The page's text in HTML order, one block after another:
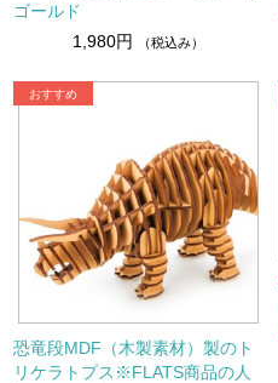
ゴールド
1,980円
（税込み）
恐竜段MDF（木製素材）製のト
リケラトプス※FLATS商品の人